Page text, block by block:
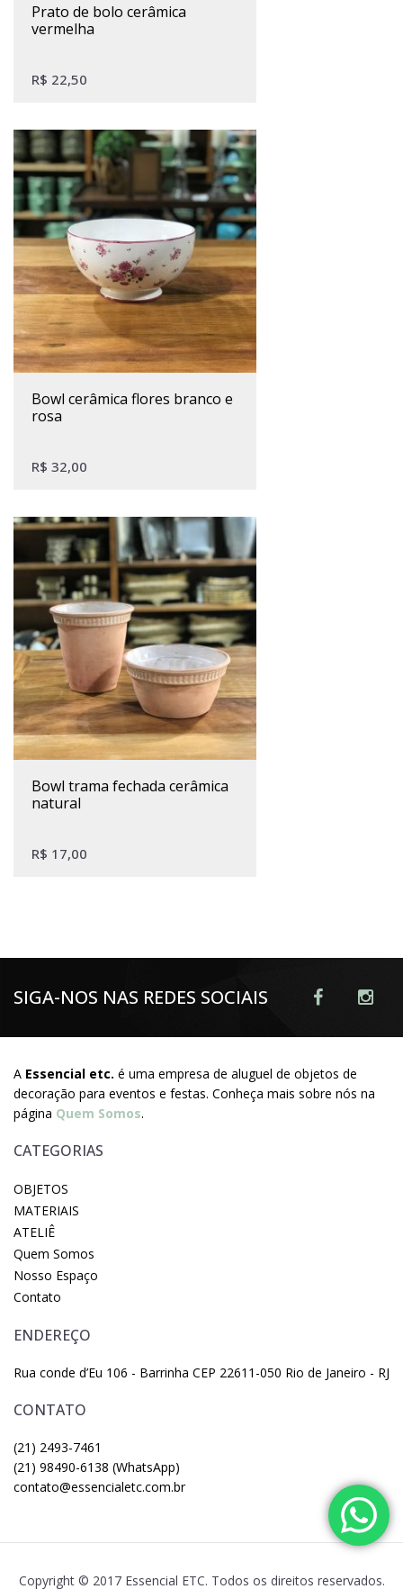
prato de bolo cerâmica
vermelha
R$ 22,50
bowl cerâmica flores branco e
rosa
R$ 32,00
bowl trama fechada cerâmica
natural
R$ 17,00
SIGA-NOS NAS REDES SOCIAIS
A Essencial etc. é uma empresa de aluguel de objetos de
decoração para eventos e festas. Conheça mais sobre nós na
página Quem Somos.
CATEGORIAS
OBJETOS
MATERIAIS
ATELIÊ
Quem Somos
Nosso Espaço
Contato
ENDEREÇO
Rua conde d’Eu 106 - Barrinha CEP 22611-050 Rio de Janeiro - RJ
CONTATO
(21) 2493-7461
(21) 98490-6138 (WhatsApp)
contato@essencialetc.com.br
Copyright © 2017 Essencial ETC. Todos os direitos reservados.